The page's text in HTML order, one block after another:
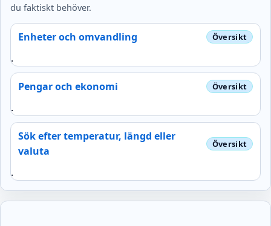
du faktiskt behöver.
Enheter och omvandling
.
Pengar och ekonomi
.
Sök efter temperatur, längd eller
valuta
.